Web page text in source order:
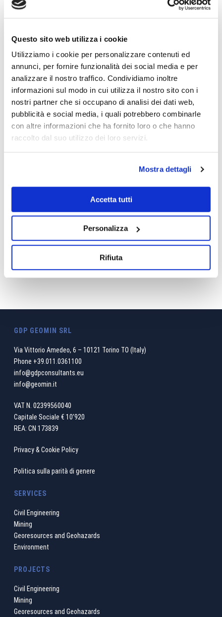
Questo sito web utilizza i cookie
Utilizziamo i cookie per personalizzare contenuti ed
annunci, per fornire funzionalità dei social media e per
analizzare il nostro traffico. Condividiamo inoltre
informazioni sul modo in cui utilizza il nostro sito con i
nostri partner che si occupano di analisi dei dati web,
pubblicità e social media, i quali potrebbero combinarle
con altre informazioni che ha fornito loro o che hanno
raccolto dal suo utilizzo dei loro servizi.
Mostra dettagli
Accetta tutti
Personalizza
Rifiuta
MINE DESIGN
GDP GEOMIN SRL
Via Vittorio Amedeo, 6 – 10121 Torino TO (Italy)
Phone +39.011.0361100
info@gdpconsultants.eu
info@geomin.it
VAT N. 02399560040
Capitale Sociale € 10’920
REA: CN 173839
Privacy & Cookie Policy
Politica sulla parità di genere
SERVICES
Civil Engineering
Mining
Georesources and Geohazards
Environment
PROJECTS
Civil Engineering
Mining
Georesources and Geohazards